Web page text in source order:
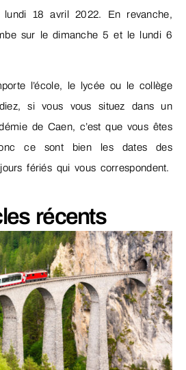
18 avril 2022. En revanche,
sur le dimanche 5 et le lundi 6
l’école, le lycée ou le collège
si vous vous situez dans un
de Caen, c’est que vous êtes
ce sont bien les dates des
fériés qui vous correspondent.
récents